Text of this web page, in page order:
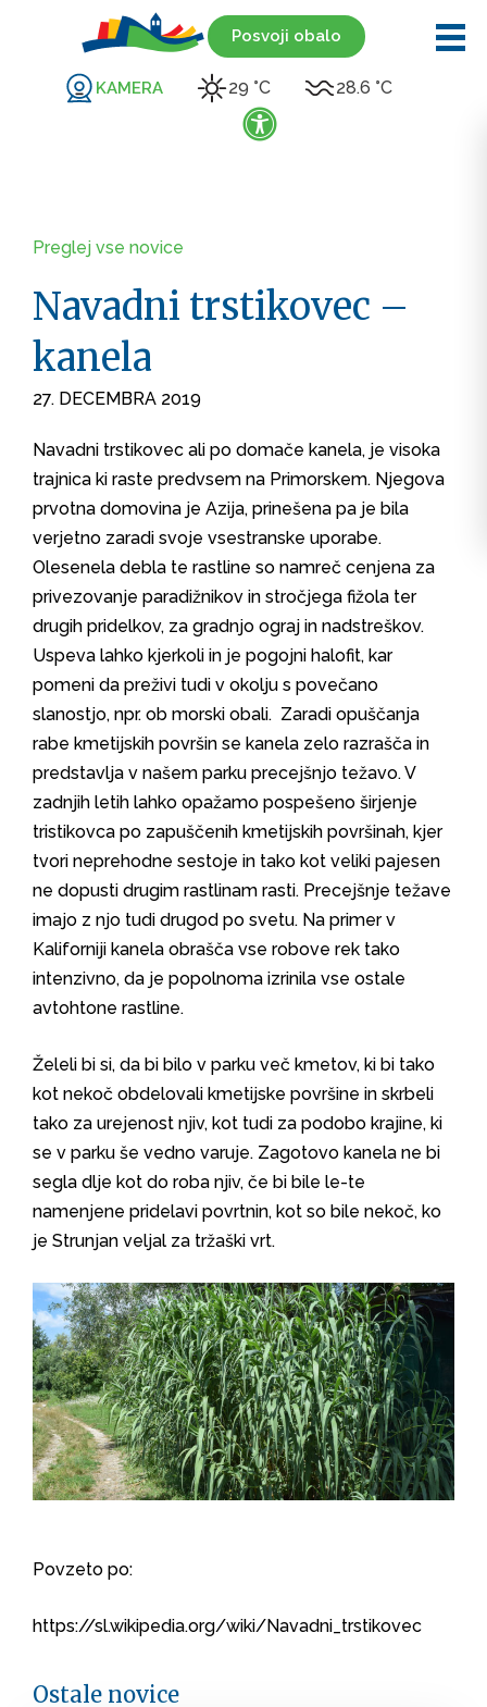
Posvoji obalo
KAMERA 29 °C 28.6 °C
Preglej vse novice
Navadni trstikovec –
kanela
27. DECEMBRA 2019
Navadni trstikovec ali po domače kanela, je visoka
trajnica ki raste predvsem na Primorskem. Njegova
prvotna domovina je Azija, prinešena pa je bila
verjetno zaradi svoje vsestranske uporabe.
Olesenela debla te rastline so namreč cenjena za
privezovanje paradižnikov in stročjega fižola ter
drugih pridelkov, za gradnjo ograj in nadstreškov.
Uspeva lahko kjerkoli in je pogojni halofit, kar
pomeni da preživi tudi v okolju s povečano
slanostjo, npr. ob morski obali. Zaradi opuščanja
rabe kmetijskih površin se kanela zelo razrašča in
predstavlja v našem parku precejšnjo težavo. V
zadnjih letih lahko opažamo pospešeno širjenje
tristikovca po zapuščenih kmetijskih površinah, kjer
tvori neprehodne sestoje in tako kot veliki pajesen
ne dopusti drugim rastlinam rasti. Precejšnje težave
imajo z njo tudi drugod po svetu. Na primer v
Kaliforniji kanela obrašča vse robove rek tako
intenzivno, da je popolnoma izrinila vse ostale
avtohtone rastline.
Želeli bi si, da bi bilo v parku več kmetov, ki bi tako
kot nekoč obdelovali kmetijske površine in skrbeli
tako za urejenost njiv, kot tudi za podobo krajine, ki
se v parku še vedno varuje. Zagotovo kanela ne bi
segla dlje kot do roba njiv, če bi bile le-te
namenjene pridelavi povrtnin, kot so bile nekoč, ko
je Strunjan veljal za tržaški vrt.
Povzeto po:
https://sl.wikipedia.org/wiki/Navadni_trstikovec
Ostale novice